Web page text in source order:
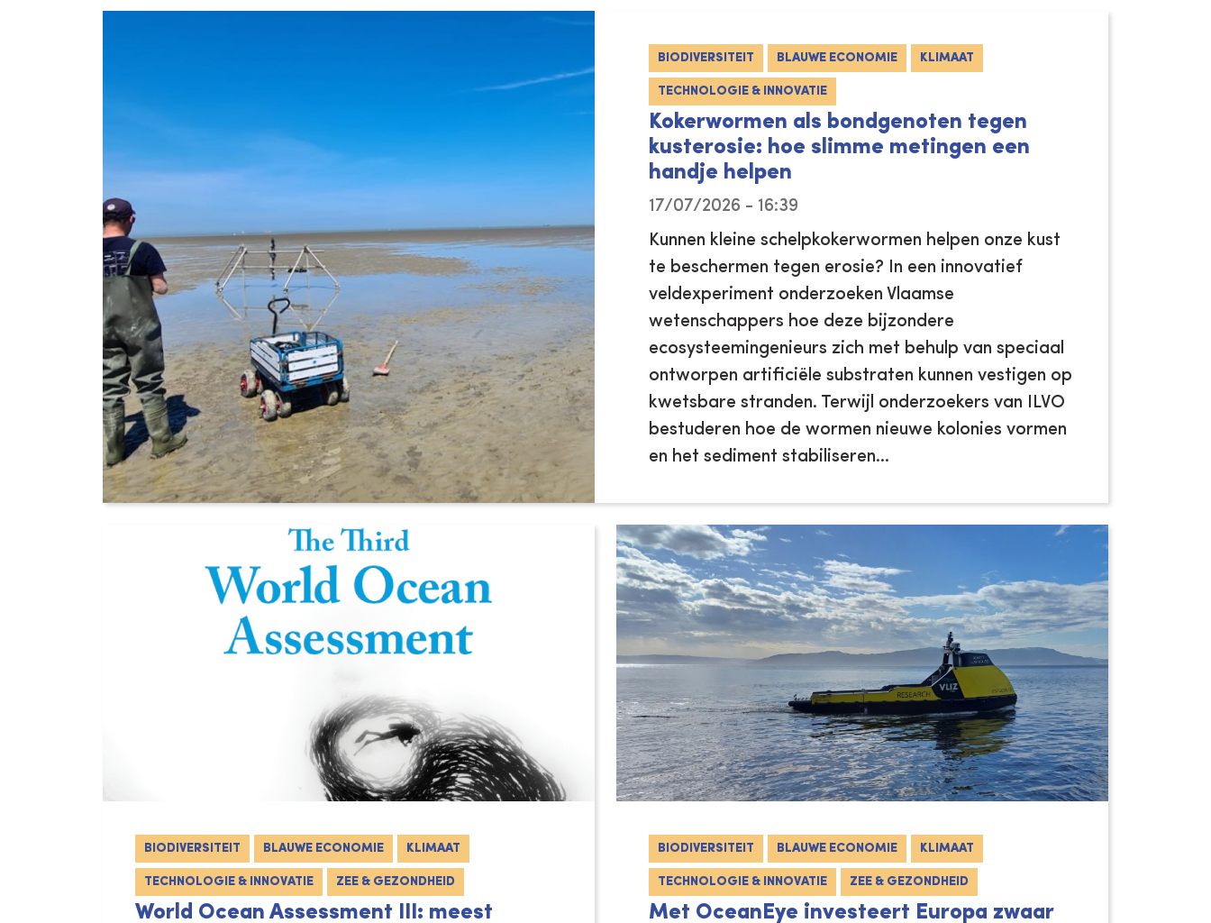
BIODIVERSITEIT BLAUWE ECONOMIE KLIMAAT
TECHNOLOGIE & INNOVATIE
Kokerwormen als bondgenoten tegen
kusterosie: hoe slimme metingen een
handje helpen
17/07/2026 - 16:39
Kunnen kleine schelpkokerwormen helpen onze kust
te beschermen tegen erosie? In een innovatief
veldexperiment onderzoeken Vlaamse
wetenschappers hoe deze bijzondere
ecosysteemingenieurs zich met behulp van speciaal
ontworpen artificiële substraten kunnen vestigen op
kwetsbare stranden. Terwijl onderzoekers van ILVO
bestuderen hoe de wormen nieuwe kolonies vormen
en het sediment stabiliseren...
BIODIVERSITEIT BLAUWE ECONOMIE KLIMAAT
TECHNOLOGIE & INNOVATIE ZEE & GEZONDHEID
World Ocean Assessment III: meest
BIODIVERSITEIT BLAUWE ECONOMIE KLIMAAT
TECHNOLOGIE & INNOVATIE ZEE & GEZONDHEID
Met OceanEye investeert Europa zwaar